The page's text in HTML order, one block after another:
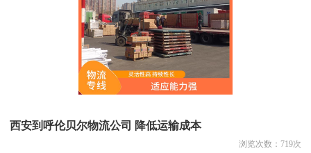
西安到呼伦贝尔物流公司 降低运输成本
浏览次数： 719次